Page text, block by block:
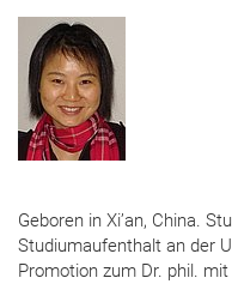
Geboren in Xi’an, China.
Studiumaufenthalt an der
Promotion zum Dr. phil.